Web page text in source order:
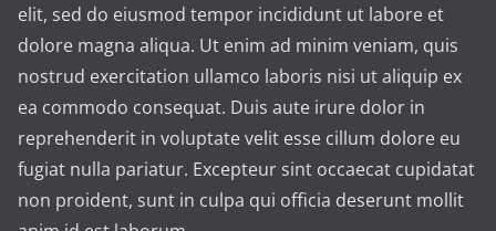
elit, sed do eiusmod tempor incididunt ut labore et
dolore magna aliqua. Ut enim ad minim veniam, quis
nostrud exercitation ullamco laboris nisi ut aliquip ex
ea commodo consequat. Duis aute irure dolor in
reprehenderit in voluptate velit esse cillum dolore eu
fugiat nulla pariatur. Excepteur sint occaecat cupidatat
non proident, sunt in culpa qui officia deserunt mollit